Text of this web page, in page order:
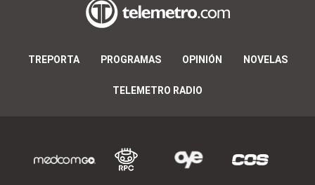
TREPORTA PROGRAMAS OPINIÓN NOVELAS
TELEMETRO RADIO